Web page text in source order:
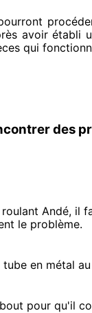
avoir établi
qui
des
Andé, il
le problème.
en métal
pour qu'il